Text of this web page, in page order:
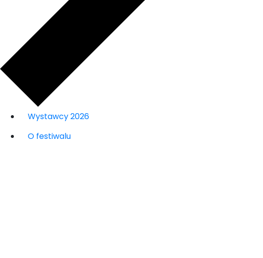
Wystawcy 2026
O festiwalu